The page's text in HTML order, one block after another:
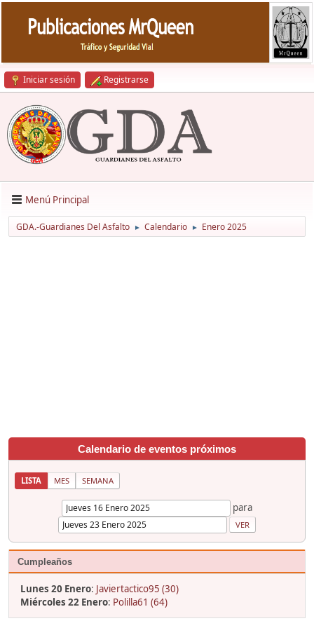
Iniciar sesión Registrarse
Menú Principal
GDA.-Guardianes Del Asfalto ► Calendario ► Enero 2025
Calendario de eventos próximos
LISTA MES SEMANA
para
Cumpleaños
Lunes 20 Enero: Javiertactico95 (30)
Miércoles 22 Enero: Polilla61 (64)